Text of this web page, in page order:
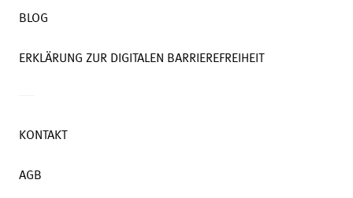
BLOG
ERKLÄRUNG ZUR DIGITALEN BARRIEREFREIHEIT
KONTAKT
AGB